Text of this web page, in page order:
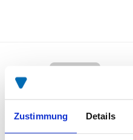
Zustimmung Details
Leidenschaft